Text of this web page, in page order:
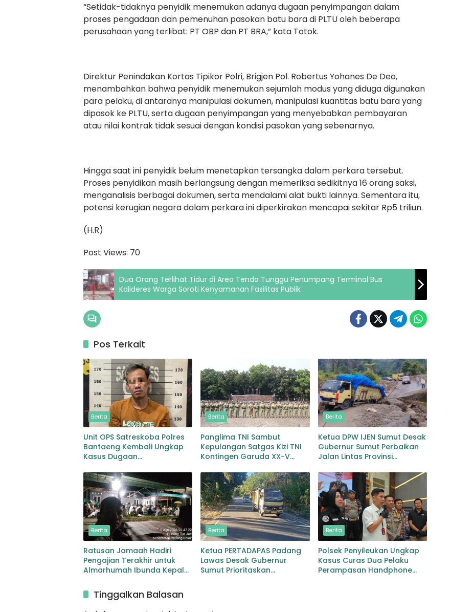
“Setidak-tidaknya penyidik menemukan adanya dugaan penyimpangan dalam
proses pengadaan dan pemenuhan pasokan batu bara di PLTU oleh beberapa
perusahaan yang terlibat: PT OBP dan PT BRA,” kata Totok.
Direktur Penindakan Kortas Tipikor Polri, Brigjen Pol. Robertus Yohanes De Deo,
menambahkan bahwa penyidik menemukan sejumlah modus yang diduga digunakan
para pelaku, di antaranya manipulasi dokumen, manipulasi kuantitas batu bara yang
dipasok ke PLTU, serta dugaan penyimpangan yang menyebabkan pembayaran
atau nilai kontrak tidak sesuai dengan kondisi pasokan yang sebenarnya.
Hingga saat ini penyidik belum menetapkan tersangka dalam perkara tersebut.
Proses penyidikan masih berlangsung dengan memeriksa sedikitnya 16 orang saksi,
menganalisis berbagai dokumen, serta mendalami alat bukti lainnya. Sementara itu,
potensi kerugian negara dalam perkara ini diperkirakan mencapai sekitar Rp5 triliun.
(H.R)
Post Views: 70
Dua Orang Terlihat Tidur di Area Tenda Tunggu Penumpang Terminal Bus
Kalideres Warga Soroti Kenyamanan Fasilitas Publik
Pos Terkait
Berita
Unit OPS Satreskoba Polres
Bantaeng Kembali Ungkap
Kasus Dugaan
Narkotika Jenis Sabu
Berita
Panglima TNI Sambut
Kepulangan Satgas Kizi TNI
Kontingen Garuda XX-V
Berita
Ketua DPW IJEN Sumut Desak
Gubernur Sumut Perbaikan
Jalan Lintas Provinsi
Bayu
Berita
Ratusan Jamaah Hadiri
Pengajian Terakhir untuk
Almarhumah Ibunda Kepala
Berita
Ketua PERTADAPAS Padang
Lawas Desak Gubernur
Sumut Prioritaskan
Berita
Polsek Penyileukan Ungkap
Kasus Curas Dua Pelaku
Perampasan Handphone
Tinggalkan Balasan